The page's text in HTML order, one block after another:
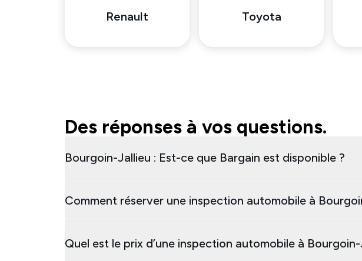
Renault Toyota
Des réponses à vos questions.
Bourgoin-Jallieu : Est-ce que Bargain est disponible ?
Comment réserver une inspection automobile à
Quel est le prix d’une inspection automobile à Bourgoin-